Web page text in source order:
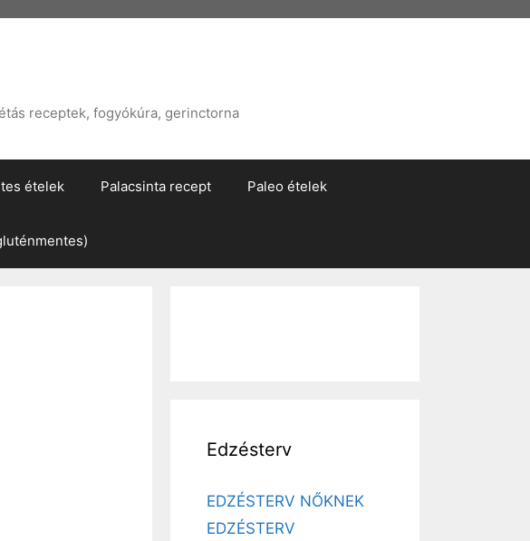
receptek, fogyókúra, gerinctorna
ételek Palacsinta recept Paleo ételek
Edzésterv
EDZÉSTERV NŐKNEK
EDZÉSTERV